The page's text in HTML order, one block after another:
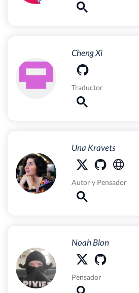
Cheng Xi
Traductor
Una Kravets
Autory Pensador
Noah Blon
Pensador